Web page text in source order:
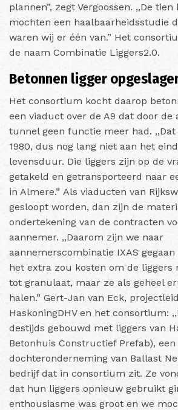
plannen”, zegt Vergoossen. ,,De
mochten een haalbaarheidsstudie
waren wij er één van.” Het
de naam Combinatie Liggers2.0.
Betonnen ligger
Het consortium kocht daarop
een viaduct over de A9 dat door de
tunnel geen functie meer had.
1980, dus nog lang niet aan het
levensduur. Die liggers zijn op de
getakeld en getransporteerd naar
in Almere.” Als viaducten van
gesloopt worden, dan zijn de
ondertekening van de contracten
aannemer. ,,Daarom zijn we naar
aannemerscombinatie IXAS
het extra zou kosten om de liggers
tot granulaat, maar ze als geheel
halen.” Gert-Jan van Eck,
HaskoningDHV en het consortium:
destijds gebouwd met liggers van
Betonhuis Constructief Prefab), een
dochteronderneming van Ballast
bedrijf dat in consortium zit. Ze
dat hun liggers opnieuw gebruikt
enthousiasme was groot en we